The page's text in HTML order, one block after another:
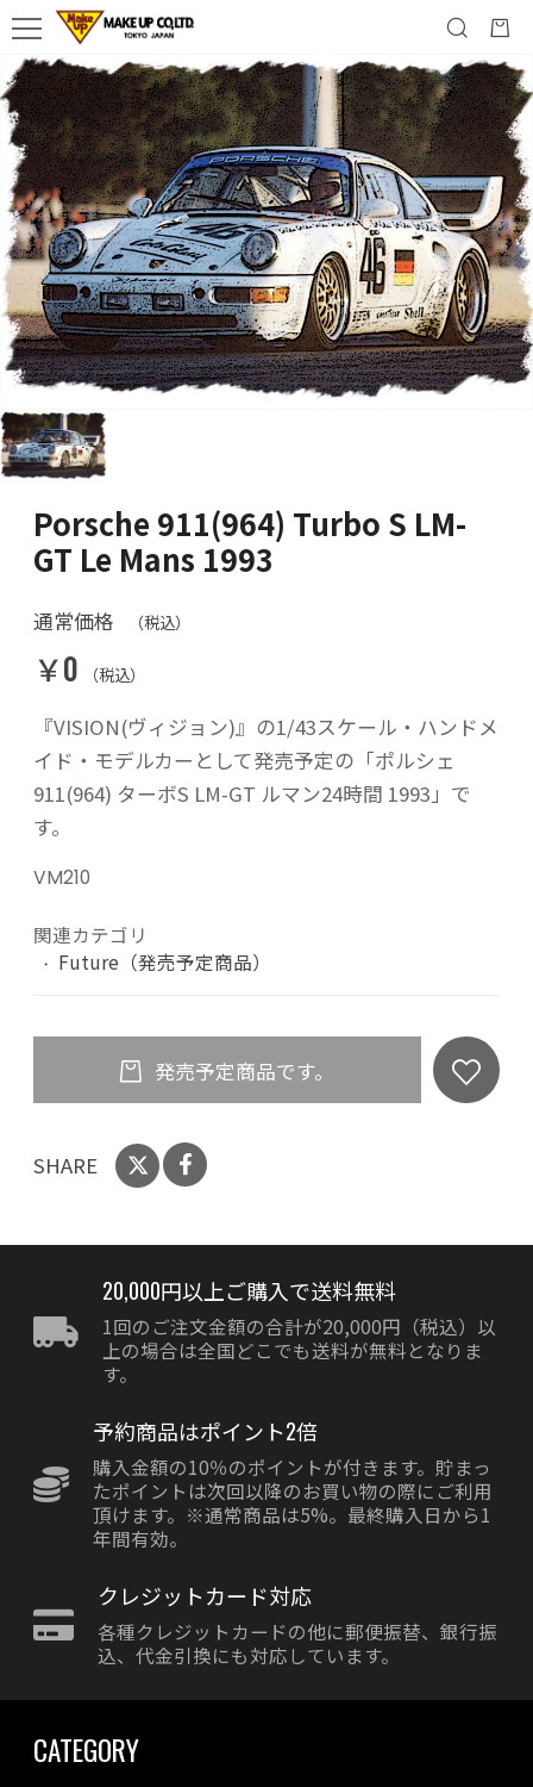
Porsche 911(964) Turbo S LM-
GT Le Mans 1993
通常価格 （税込）
￥0 （税込）
『VISION(ヴィジョン)』の1/43スケール・ハンドメ
イド・モデルカーとして発売予定の「ポルシェ
911(964) ターボS LM-GT ルマン24時間 1993」で
す。
VM210
関連カテゴリ
Future（発売予定商品）
発売予定商品です。
SHARE
20,000円以上ご購入で送料無料
1回のご注文金額の合計が20,000円（税込）以
上の場合は全国どこでも送料が無料となりま
す。
予約商品はポイント2倍
購入金額の10％のポイントが付きます。貯まっ
たポイントは次回以降のお買い物の際にご利用
頂けます。※通常商品は5%。最終購入日から1
年間有効。
クレジットカード対応
各種クレジットカードの他に郵便振替、銀行振
込、代金引換にも対応しています。
CATEGORY